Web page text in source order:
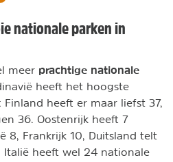
nationale parken in
meer prachtige nationale
heeft het hoogste
heeft er maar liefst 37,
36. Oostenrijk heeft 7
8, Frankrijk 10, Duitsland telt
Italië heeft wel 24 nationale